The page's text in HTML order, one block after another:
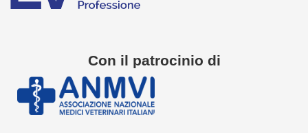
Con il patrocinio di